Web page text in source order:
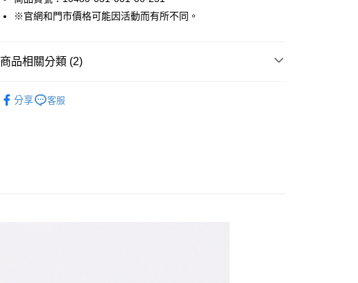
付款後全家取貨
※官網和門市價格可能因活動而有所不同。
商品相關分類 (2)
分享 客服